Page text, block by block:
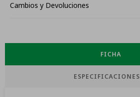
Cambios y Devoluciones
FICHA
ESPECIFICACIONES